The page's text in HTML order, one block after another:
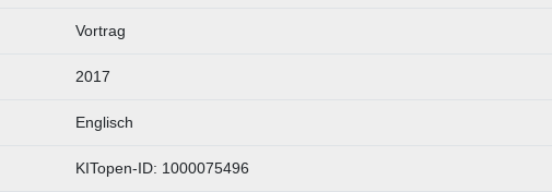
Vortrag
2017
Englisch
KITopen-ID: 1000075496